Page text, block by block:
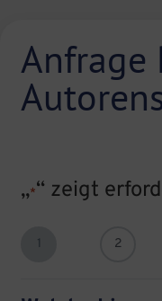
Anfrage
„*“ zeigt
1 2